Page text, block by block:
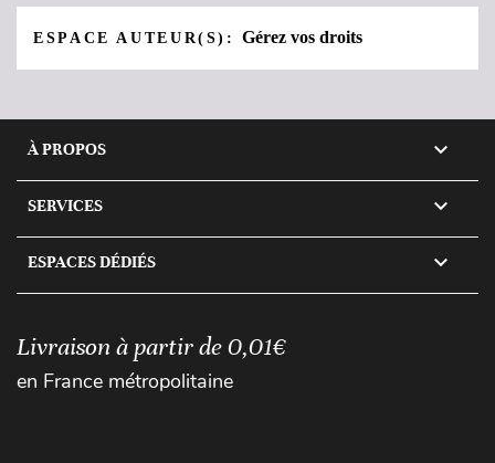
ESPACE AUTEUR(S):Gérez vos droits
À PROPOS 
SERVICES 
ESPACES DÉDIÉS 
Livraison à partir de 0,01€
en France métropolitaine